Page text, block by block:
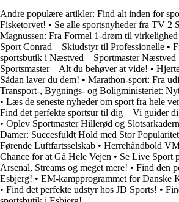
Andre populære artikler: Find alt inden for
Fisketorvet! • Se alle sportsnyheder fra TV 2
Magnussen: Fra Formel 1-drøm til virkelighed
Sport Conrad – Skiudstyr til Professionelle •
sportsbutik i Næstved – Sportmaster Næstved
Sportsmaster – Alt du behøver at vide! •
Sådan laver du dem! • Marathon-sport: Fra
Transport-, Bygnings- og Boligministeriet:
• Læs de seneste nyheder om sport fra hele
Find det perfekte sportsur til dig – Vi guider
• Oplev Sportmaster Hillerød og
Damer: Succesfuldt Hold med Stor Popularitet
Førende Luftfartsselskab • Herrehåndbold
Chance for at Gå Hele Vejen • Se Live Sport
Arsenal, Streams og meget mere! • Find den
Esbjerg! • EM-kampprogrammet for Danske
• Find det perfekte udstyr hos JD Sports! •